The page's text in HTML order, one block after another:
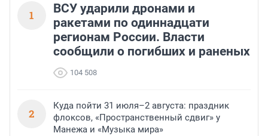
1
ВСУ ударили дронами и
ракетами по одиннадцати
регионам России. Власти
сообщили о погибших и раненых
104 508
2
Куда пойти 31 июля–2 августа: праздник
флоксов, «Пространственный сдвиг» у
Манежа и «Музыка мира»